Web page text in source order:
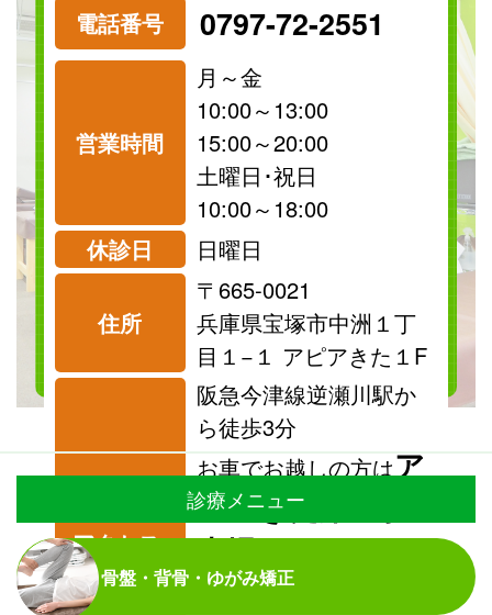
電話番号 0797-72-2551
営業時間
月～金
10:00～13:00
15:00～20:00
土曜日･祝日
10:00～18:00
休診日
日曜日
住所
〒665-0021
兵庫県宝塚市中洲１丁
目１−１ アピアきた１F
アクセス:
阪急今津線逆瀬川駅か
ら徒歩3分
お車でお越しの方はア
ピアきた第１駐
車場
または、アピアき
祝日
診療可
保険
診療可
料金表を見る
診療メニュー
骨盤・背骨・ゆがみ矯正